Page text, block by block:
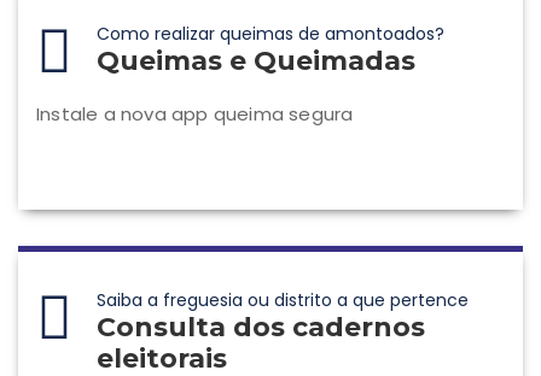
Como realizar queimas de amontoados?
Queimas e Queimadas
Instale a nova app queima segura
Saiba a freguesia ou distrito a que pertence
Consulta dos cadernos
eleitorais